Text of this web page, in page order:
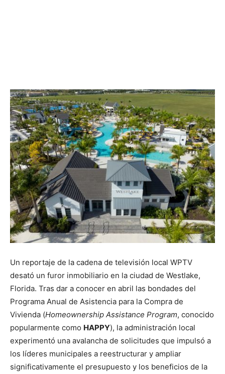
Un reportaje de la cadena de televisión local WPTV
desató un furor inmobiliario en la ciudad de Westlake,
Florida. Tras dar a conocer en abril las bondades del
Programa Anual de Asistencia para la Compra de
Vivienda (Homeownership Assistance Program, conocido
popularmente como HAPPY), la administración local
experimentó una avalancha de solicitudes que impulsó a
los líderes municipales a reestructurar y ampliar
significativamente el presupuesto y los beneficios de la